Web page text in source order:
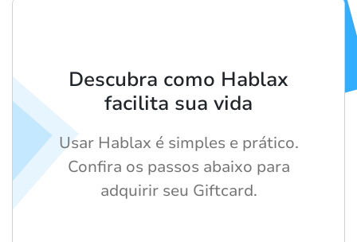
Descubra como Hablax
facilita sua vida
Usar Hablax é simples e prático.
Confira os passos abaixo para
adquirir seu Giftcard.